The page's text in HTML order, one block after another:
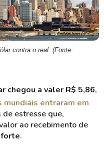
contra o real. (Fonte:
chegou a valer R$ 5,86,
entraram em
de estresse que,
ao recebimento de
forte.